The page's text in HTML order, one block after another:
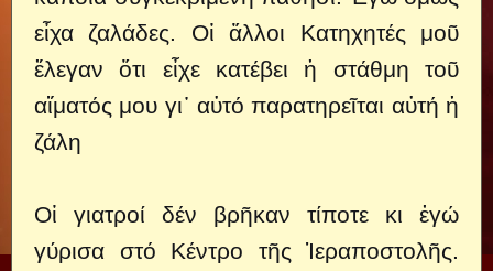
εἶχα ζαλάδες. Οἱ ἄλλοι Κατηχητές μοῦ
ἔλεγαν ὅτι εἶχε κατέβει ἡ στάθμη τοῦ
αἵματός μου γι᾿ αὐτό παρατηρεῖται αὐτή ἡ
ζάλη
Οἱ γιατροί δέν βρῆκαν τίποτε κι ἐγώ
γύρισα στό Κέντρο τῆς Ἱεραποστολῆς.